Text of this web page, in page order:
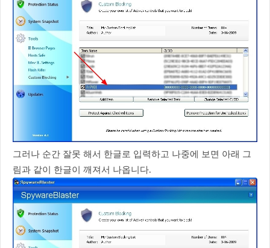
그러나 순간 잘못 해서 한글로 입력하고 나중에 보면 아래 그
림과 같이 한글이 깨져서 나옵니다.